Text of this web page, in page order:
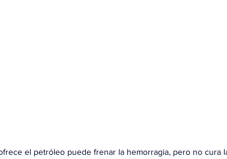
el petróleo puede frenar la hemorragia, pero no cura